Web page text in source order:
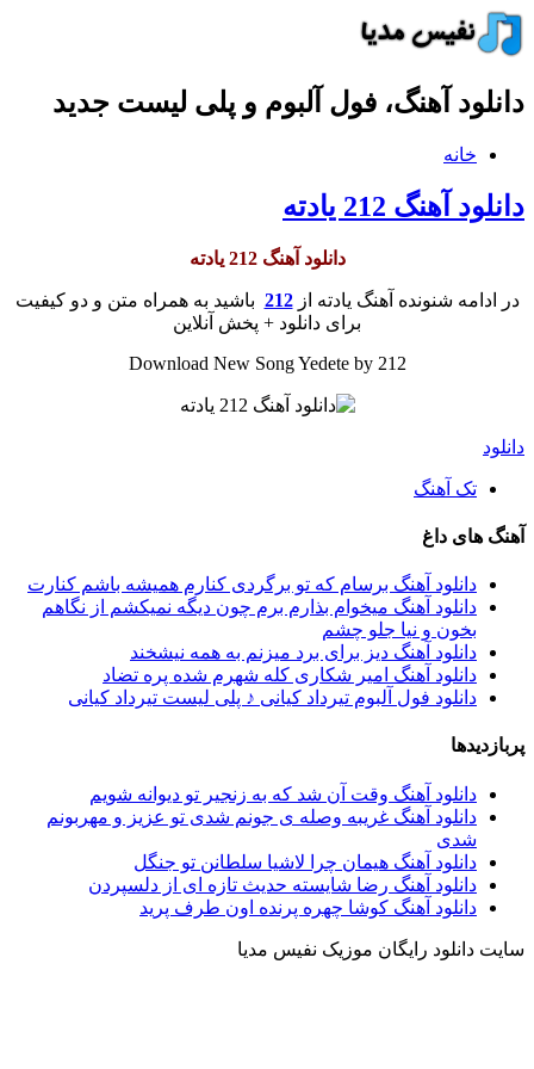
دانلود آهنگ، فول آلبوم و پلی لیست جدید
خانه
دانلود آهنگ 212 یادته
دانلود آهنگ 212 یادته
در ادامه شنونده آهنگ یادته از212 باشید به همراه متن و دو کیفیت
برای دانلود + پخش آنلاین
Download New Song Yedete by 212
دانلود
تک آهنگ
آهنگ های داغ
دانلود آهنگ برسام که تو برگردی کنارم همیشه باشم کنارت
دانلود آهنگ میخوام بذارم برم چون دیگه نمیکشم از نگاهم
بخون و نیا جلو چشم
دانلود آهنگ دیز برای برد میزنم به همه نیشخند
دانلود آهنگ امیر شکاری کله شهرم شده پره تضاد
دانلود فول آلبوم تیرداد کیانی ♪ پلی لیست تیرداد کیانی
پربازدیدها
دانلود آهنگ وقت آن شد که به زنجیر تو دیوانه شویم
دانلود آهنگ غریبه وصله ی جونم شدی تو عزیز و مهربونم
شدی
دانلود آهنگ هیمان چرا لاشیا سلطانن تو جنگل
دانلود آهنگ رضا شایسته حدیث تازه ای از دلسپردن
دانلود آهنگ کوشا چهره پرنده اون طرف پرید
سایت دانلود رایگان موزیک نفیس مدیا